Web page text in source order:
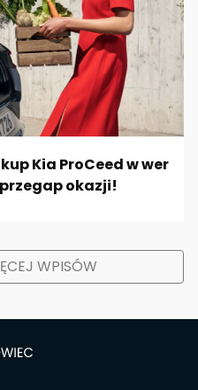
Kia ProCeed w wer
okazji!
WPISÓW